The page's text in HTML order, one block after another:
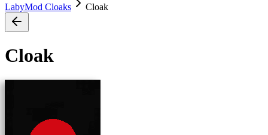
LabyMod Cloaks Cloak
Cloak